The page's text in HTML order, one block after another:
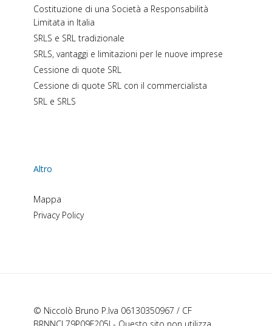
Costituzione di una Società a Responsabilità
Limitata in Italia
SRLS e SRL tradizionale
SRLS, vantaggi e limitazioni per le nuove imprese
Cessione di quote SRL
Cessione di quote SRL con il commercialista
SRL e SRLS
Altro
Mappa
Privacy Policy
© Niccolò Bruno P.Iva 06130350967 / CF